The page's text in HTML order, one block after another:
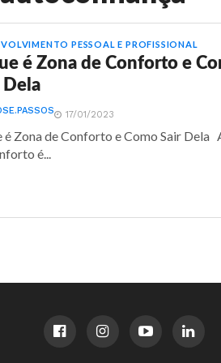
PESSOAL E PROFISSIONAL
é Zona de Conforto e
Dela
17/01/2023
é Zona de Conforto e Como Sair Dela
é...